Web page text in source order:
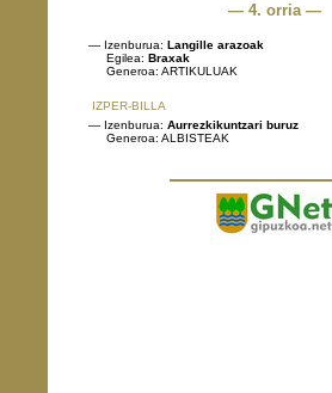
— 4. orria —
— Izenburua: Langille arazoak
Egilea: Braxak
Generoa: ARTIKULUAK
IZPER-BILLA
— Izenburua: Aurrezkikuntzari buruz
Generoa: ALBISTEAK